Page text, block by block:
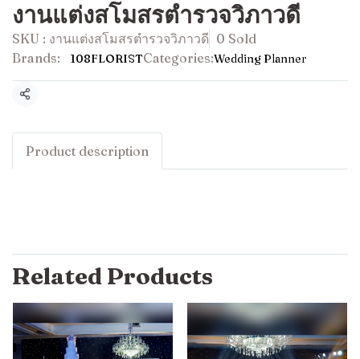
งานแต่งสโมสรตำรวจวิภาวดี
SKU : งานแต่งสโมสรตำรวจวิภาวดี 0 Sold
Brands:
108FLORISTCategories:Wedding Planner
Share
Product description
Related Products